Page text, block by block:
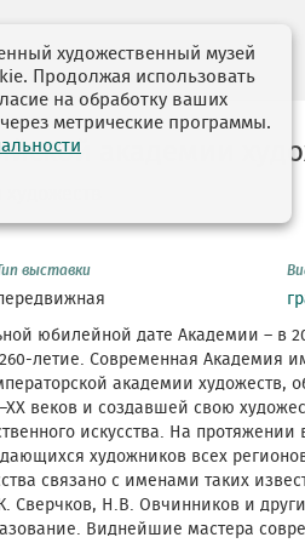
академии
выставки
юбилейной дате Академии – в
летие. Современная Академия
академии художеств,
веков и создавшей свою
искусства. На протяжении
художников всех
связано с именами таких
Сверчков, Н.В. Овчинников и
Виднейшие мастера
художественный музей
Продолжая использовать
на обработку ваших
метрические программы.